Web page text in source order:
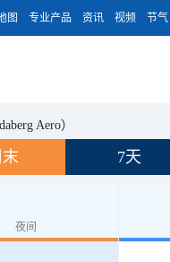
图 专业产品 资讯 视频 节气
Aero）
末 7天
夜间